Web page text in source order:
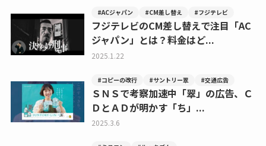
#ACジャパン #CM差し替え #フジテレビ
フジテレビのCM差し替えで注目「AC
ジャパン」とは？料金はど...
2025.1.22
#コピーの改行 #サントリー翠 #交通広告
ＳＮＳで考察加速中「翠」の広告、Ｃ
ＤとＡＤが明かす「ち」...
2025.3.6